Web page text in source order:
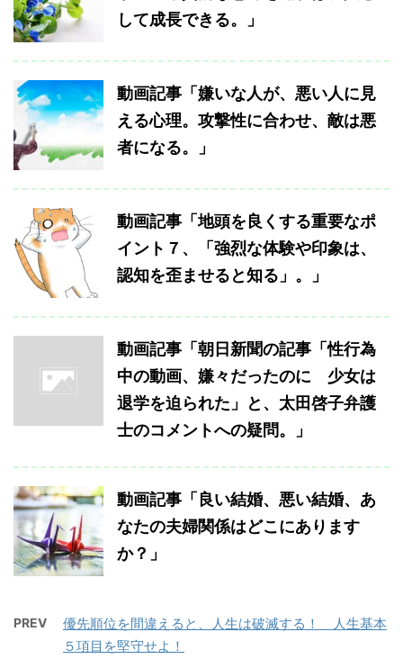
して成長できる。」
動画記事「嫌いな人が、悪い人に見
える心理。攻撃性に合わせ、敵は悪
者になる。」
動画記事「地頭を良くする重要なポ
イント７、「強烈な体験や印象は、
認知を歪ませると知る」。」
動画記事「朝日新聞の記事「性行為
中の動画、嫌々だったのに 少女は
退学を迫られた」と、太田啓子弁護
士のコメントへの疑問。」
動画記事「良い結婚、悪い結婚、あ
なたの夫婦関係はどこにあります
か？」
PREV
優先順位を間違えると、人生は破滅する！ 人生基本
５項目を堅守せよ！